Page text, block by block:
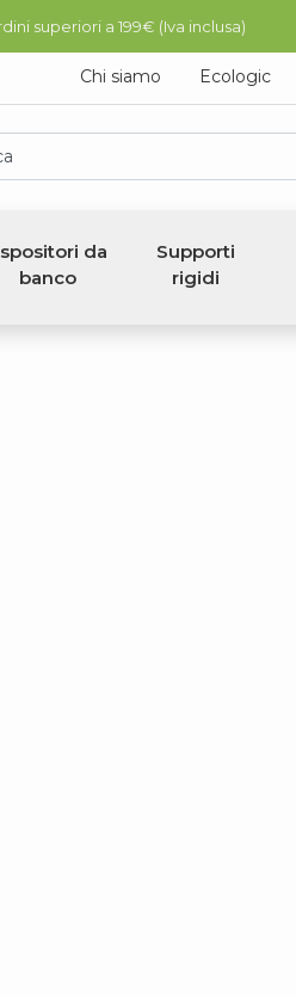
superiori a 199€ (Iva inclusa)
Chi siamo Ecologic
da
banco
Supporti
rigidi